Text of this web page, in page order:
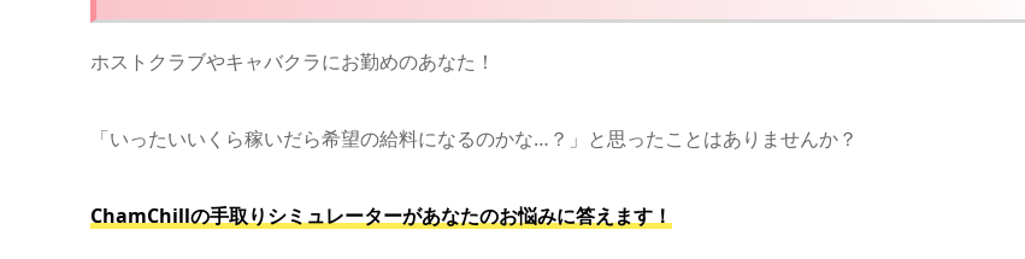
ホストクラブやキャバクラにお勤めのあなた！
「いったいいくら稼いだら希望の給料になるのかな…？」と思ったことはありませんか？
ChamChillの手取りシミュレーターがあなたのお悩みに答えます！